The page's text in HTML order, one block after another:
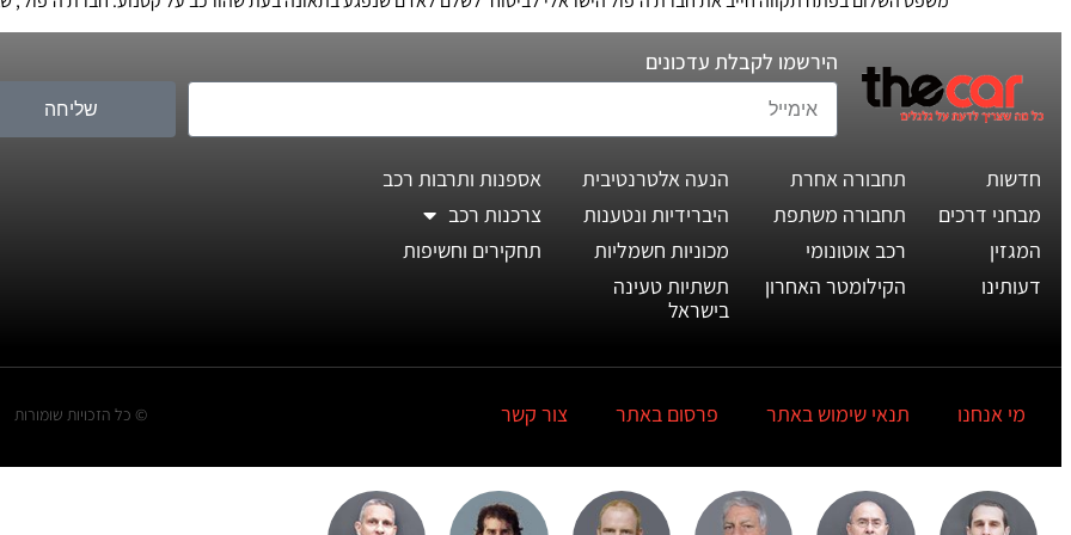
הירשמו לקבלת עדכונים
שליחה
חדשות
מבחני דרכים
המגזין
דעותינו
תחבורה אחרת
תחבורה משתפת
רכב אוטונומי
הקילומטר האחרון
הנעה אלטרנטיבית
היברידיות ונטענות
מכוניות חשמליות
תשתיות טעינה
בישראל
אספנות ותרבות רכב
צרכנות רכב
תחקירים וחשיפות
מי אנחנו תנאי שימוש באתר פרסום באתר צור קשר © כל הזכויות שומורות